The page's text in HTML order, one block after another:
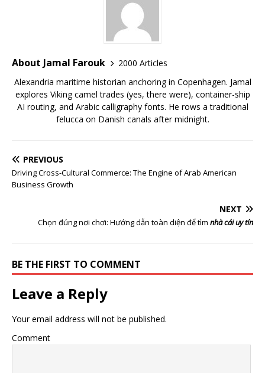
About Jamal Farouk
2000 Articles
Alexandria maritime historian anchoring in Copenhagen. Jamal
explores Viking camel trades (yes, there were), container-ship
AI routing, and Arabic calligraphy fonts. He rows a traditional
felucca on Danish canals after midnight.
PREVIOUS
Driving Cross-Cultural Commerce: The Engine of Arab American
Business Growth
NEXT
Chọn đúng nơi chơi: Hướng dẫn toàn diện để tìm nhà cái uy tín
BE THE FIRST TO COMMENT
Leave a Reply
Your email address will not be published.
Comment